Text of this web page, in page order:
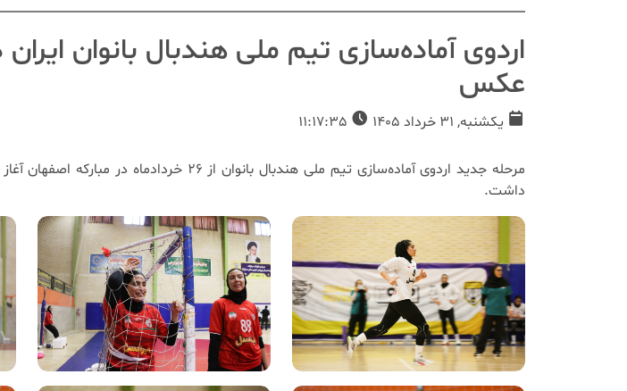
اردوی آماده‌سازی تیم ملی هندبال بانوان
عکس
یکشنبه, 31 خرداد 1405
داشت.